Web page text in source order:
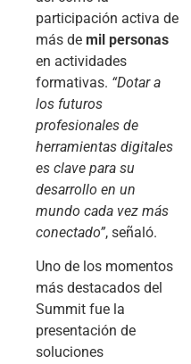
participación activa de
más de mil personas
en actividades
formativas. “Dotar a
los futuros
profesionales de
herramientas digitales
es clave para su
desarrollo en un
mundo cada vez más
conectado”, señaló.
Uno de los momentos
más destacados del
Summit fue la
presentación de
soluciones